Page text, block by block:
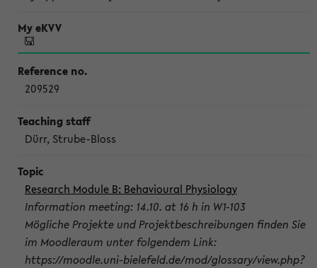
209529
Dürr, Strube-Bloss
Research Module B: Behavioural Physiology
Information meeting: 14.10. at 16 h in W1-103
Mögliche Projekte und Projektbeschreibungen finden Sie
im Moodleraum unter folgendem Link:
https://moodle.uni-bielefeld.de/mod/glossary/view.php?